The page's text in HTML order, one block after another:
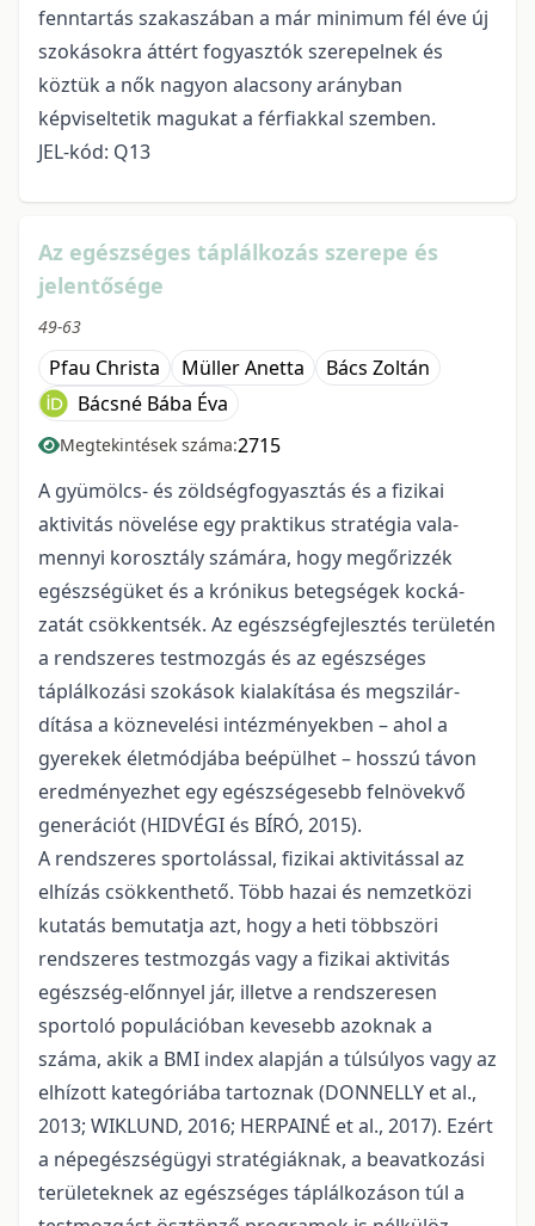
fenntartás szakaszában a már minimum fél éve új
szokásokra áttért fogyasztók szerepelnek és
köztük a nők nagyon alacsony arányban
képviseltetik magukat a férfiakkal szemben.
JEL-kód: Q13
Az egészséges táplálkozás szerepe és
jelentősége
49-63
Pfau Christa Müller Anetta
Bács Zoltán
Bácsné Bába Éva
Megtekintések száma:2715
A gyümölcs- és zöldségfogyasztás és a fizikai
aktivitás növelése egy praktikus stratégia vala­
mennyi korosztály számára, hogy megőrizzék
egészségüket és a krónikus betegségek kocká­
zatát csökkentsék. Az egészségfejlesztés terü­letén
a rendszeres testmozgás és az egészséges
táplálkozási szokások kialakítása és megszilár­
dítása a köznevelési intézményekben – ahol a
gyerekek életmódjába beépülhet – hosszú tá­von
eredményezhet egy egészségesebb felnö­vekvő
generációt (HIDVÉGI és BÍRÓ, 2015).
A rendszeres sportolással, fizikai aktivi­tással az
elhízás csökkenthető. Több hazai és nemzetközi
kutatás bemutatja azt, hogy a heti többszöri
rendszeres testmozgás vagy a fizi­kai aktivitás
egészség-előnnyel jár, illetve a rendszeresen
sportoló populációban kevesebb azoknak a
száma, akik a BMI index alapján a túlsúlyos vagy az
elhízott kategóriába tartoz­nak (DONNELLY et al.,
2013; WIKLUND, 2016; HERPAINÉ et al., 2017). Ezért
a né­pegészségügyi stratégiáknak, a beavatkozási
területeknek az egészséges táplálkozáson túl a